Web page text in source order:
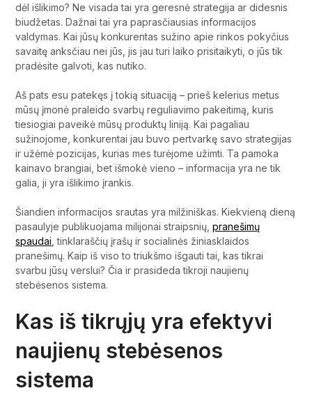
dėl išlikimo? Ne visada tai yra geresnė strategija ar didesnis
biudžetas. Dažnai tai yra paprasčiausias informacijos
valdymas. Kai jūsų konkurentas sužino apie rinkos pokyčius
savaitę anksčiau nei jūs, jis jau turi laiko prisitaikyti, o jūs tik
pradėsite galvoti, kas nutiko.
Aš pats esu patekęs į tokią situaciją – prieš kelerius metus
mūsų įmonė praleido svarbų reguliavimo pakeitimą, kuris
tiesiogiai paveikė mūsų produktų liniją. Kai pagaliau
sužinojome, konkurentai jau buvo pertvarkę savo strategijas
ir užėmė pozicijas, kurias mes turėjome užimti. Ta pamoka
kainavo brangiai, bet išmokė vieno – informacija yra ne tik
galia, ji yra išlikimo įrankis.
Šiandien informacijos srautas yra milžiniškas. Kiekvieną dieną
pasaulyje publikuojama milijonai straipsnių,pranešimų
spaudai , tinklaraščių įrašų ir socialinės žiniasklaidos
pranešimų. Kaip iš viso to triukšmo išgauti tai, kas tikrai
svarbu jūsų verslui? Čia ir prasideda tikroji naujienų
stebėsenos sistema.
Kas iš tikrųjų yra efektyvi
naujienų stebėsenos
sistema